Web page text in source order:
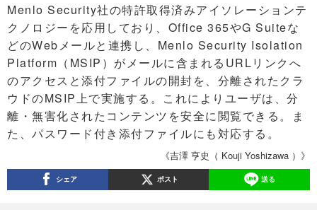
Menlo Security社の特許取得済みアイソレーションテ
クノロジーを応用しており、Office 365やG Suiteな
どのWebメールと連携し、Menlo Security Isolation
Platform（MSIP）がメールに含まれるURLリンクへ
のアクセスと添付ファイルの開封を、分離されたクラ
ウドのMSIP上で実施する。これによりユーザは、分
離・無害化されたコンテンツを安全に閲覧できる。ま
た、パスワード付き添付ファイルにも対応する。
《吉澤 亨史（ Kouji Yoshizawa ）》
シェア ポスト 送る